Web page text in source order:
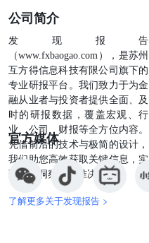
公司简介
发现报告
（www.fxbaogao.com），是苏州
互方得信息科技有限公司旗下的
专业研报平台。我们致力于为金
融从业者与投资者提供全面、及
时的研报数据，覆盖宏观、行
业、公司、财报等全方位内容。
凭借前沿的技术与极简的设计，
我们助您高效获取关键信息，实
现深度洞察与精准决策。
了解更多关于发现报告 >
官方媒体